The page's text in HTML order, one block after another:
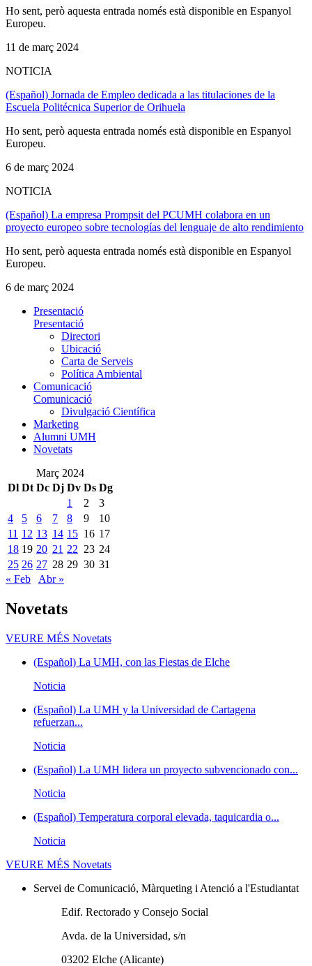
Ho sent, però aquesta entrada només està disponible en Espanyol
Europeu.
11 de març 2024
NOTICIA
(Español) Jornada de Empleo dedicada a las titulaciones de la
Escuela Politécnica Superior de Orihuela
Ho sent, però aquesta entrada només està disponible en Espanyol
Europeu.
6 de març 2024
NOTICIA
(Español) La empresa Prompsit del PCUMH colabora en un
proyecto europeo sobre tecnologías del lenguaje de alto rendimiento
Ho sent, però aquesta entrada només està disponible en Espanyol
Europeu.
6 de març 2024
Presentació
Presentació
Directori
Ubicació
Carta de Serveis
Política Ambiental
Comunicació
Comunicació
Divulgació Científica
Marketing
Alumni UMH
Novetats
Març 2024
Dl Dt Dc Dj Dv Ds Dg
1
2
3
4
5 6 7 8 9
10
11 12 13 14 15 16 17
18 19 20 21 22 23 24
25 26 27 28 29 30 31
« Feb
Abr »
Novetats
VEURE MÉS Novetats
(Español) La UMH, con las Fiestas de Elche
Noticia
(Español) La UMH y la Universidad de Cartagena
refuerzan...
Noticia
(Español) La UMH lidera un proyecto subvencionado con...
Noticia
(Español) Temperatura corporal elevada, taquicardia o...
Noticia
VEURE MÉS Novetats
Servei de Comunicació, Màrqueting i Atenció a l'Estudiantat
Edif. Rectorado y Consejo Social
Avda. de la Universidad, s/n
03202 Elche (Alicante)